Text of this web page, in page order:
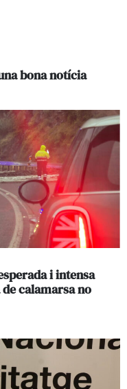
bona notícia
i intensa
calamarsa no